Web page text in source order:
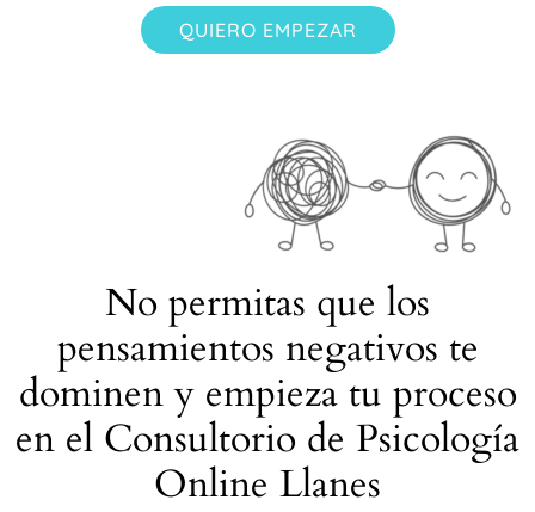
QUIERO EMPEZAR
No permitas que los
pensamientos negativos te
dominen y empieza tu proceso
en el Consultorio de Psicología
Online Llanes